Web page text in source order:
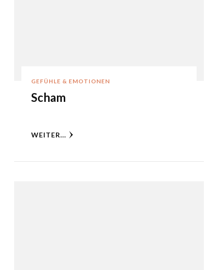
GEFÜHLE & EMOTIONEN
Scham
WEITER...